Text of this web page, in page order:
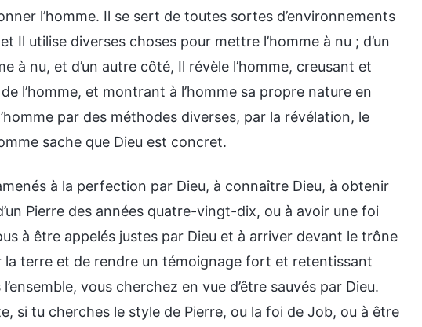
l’homme. Il se sert de toutes sortes d’environnements
Il utilise diverses choses pour mettre l’homme à nu ; d’un
à nu, et d’un autre côté, Il révèle l’homme, creusant et
l’homme, et montrant à l’homme sa propre nature en
par des méthodes diverses, par la révélation, le
sache que Dieu est concret.
à la perfection par Dieu, à connaître Dieu, à obtenir
Pierre des années quatre-vingt-dix, ou à avoir une foi
à être appelés justes par Dieu et à arriver devant le trône
la terre et de rendre un témoignage fort et retentissant
vous cherchez en vue d’être sauvés par Dieu.
si tu cherches le style de Pierre, ou la foi de Job, ou à être